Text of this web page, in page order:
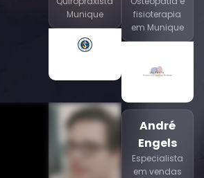
Munique
fisioterapia
em Munique
André
Engels
Especialista
em vendas